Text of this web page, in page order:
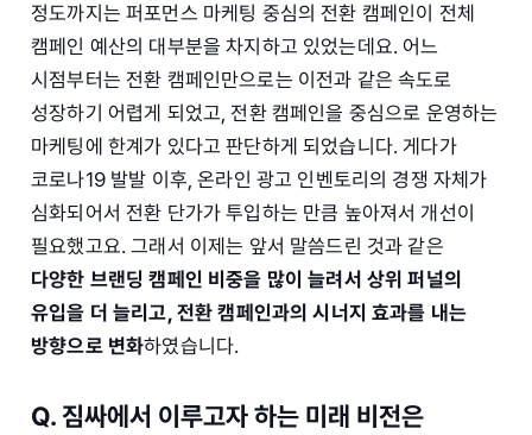
정도까지는 퍼포먼스 마케팅 중심의 전환 캠페인이 전체
캠페인 예산의 대부분을 차지하고 있었는데요. 어느
시점부터는 전환 캠페인만으로는 이전과 같은 속도로
성장하기 어렵게 되었고, 전환 캠페인을 중심으로 운영하는
마케팅에 한계가 있다고 판단하게 되었습니다. 게다가
코로나19 발발 이후, 온라인 광고 인벤토리의 경쟁 자체가
심화되어서 전환 단가가 투입하는 만큼 높아져서 개선이
필요했고요. 그래서 이제는 앞서 말씀드린 것과 같은
다양한 브랜딩 캠페인 비중을 많이 늘려서 상위 퍼널의
유입을 더 늘리고, 전환 캠페인과의 시너지 효과를 내는
방향으로 변화하였습니다.
Q. 짐싸에서 이루고자 하는 미래 비전은